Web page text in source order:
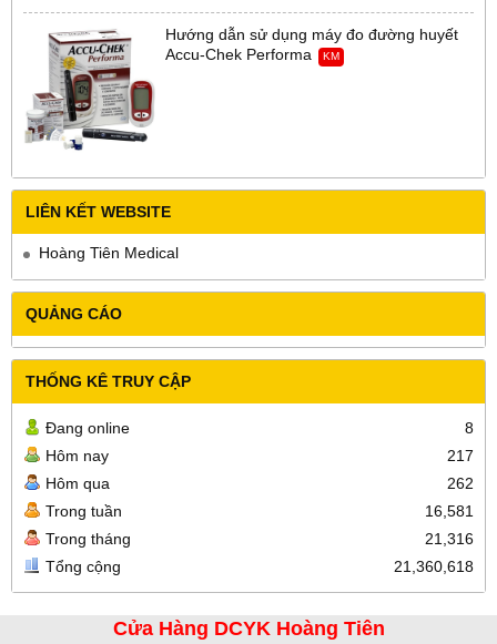
Hướng dẫn sử dụng máy đo đường huyết
Accu-Chek Performa
KM
LIÊN KẾT WEBSITE
Hoàng Tiên Medical
QUẢNG CÁO
THỐNG KÊ TRUY CẬP
Đang online
8
Hôm nay
217
Hôm qua
262
Trong tuần
16,581
Trong tháng
21,316
Tổng cộng
21,360,618
Cửa Hàng DCYK Hoàng Tiên